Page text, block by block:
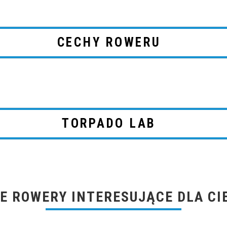
CECHY ROWERU
TORPADO LAB
ROWERY INTERESUJĄCE DLA